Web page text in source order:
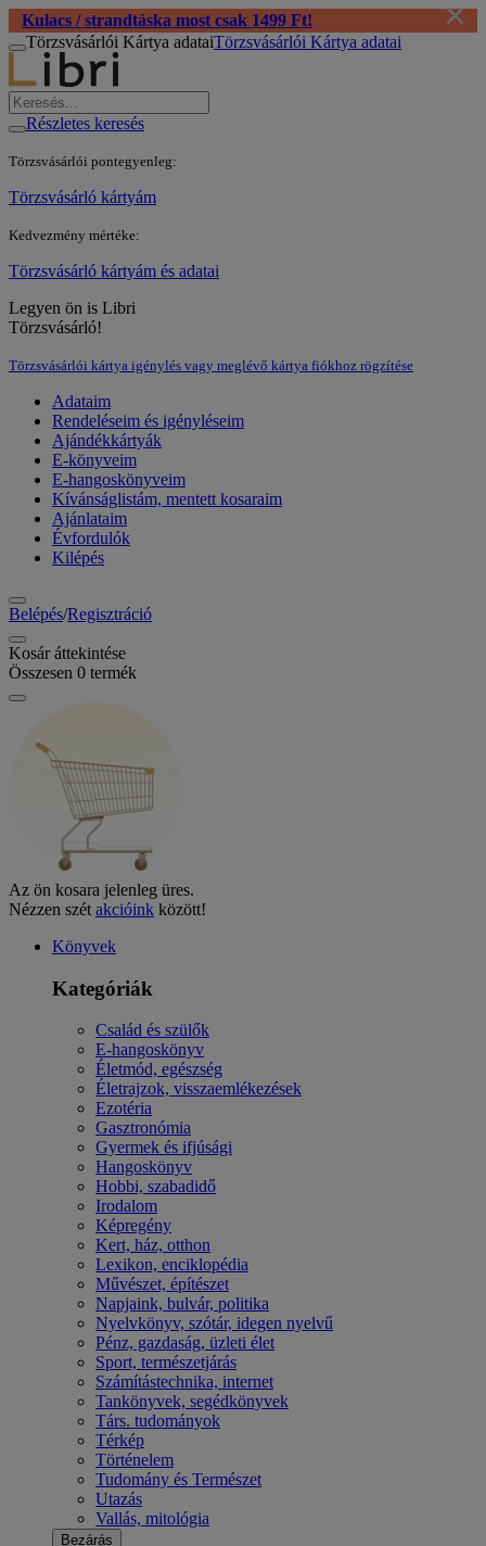
Kulacs / strandtáska most csak 1499 Ft!
Törzsvásárlói Kártya adataiTörzsvásárlói Kártya adatai
Részletes keresés
Törzsvásárlói pontegyenleg:
Törzsvásárló kártyám
Kedvezmény mértéke:
Törzsvásárló kártyám és adatai
Legyen ön is Libri
Törzsvásárló!
Törzsvásárlói kártya igénylés vagy meglévő kártya fiókhoz rögzítése
Adataim
Rendeléseim és igényléseim
Ajándékkártyák
E-könyveim
E-hangoskönyveim
Kívánságlistám, mentett kosaraim
Ajánlataim
Évfordulók
Kilépés
Belépés/Regisztráció
Kosár áttekintése
Összesen 0 termék
Az ön kosara jelenleg üres.
Nézzen szét akcióink között!
Könyvek
Kategóriák
Család és szülők
E-hangoskönyv
Életmód, egészség
Életrajzok, visszaemlékezések
Ezotéria
Gasztronómia
Gyermek és ifjúsági
Hangoskönyv
Hobbi, szabadidő
Irodalom
Képregény
Kert, ház, otthon
Lexikon, enciklopédia
Művészet, építészet
Napjaink, bulvár, politika
Nyelvkönyv, szótár, idegen nyelvű
Pénz, gazdaság, üzleti élet
Sport, természetjárás
Számítástechnika, internet
Tankönyvek, segédkönyvek
Társ. tudományok
Térkép
Történelem
Tudomány és Természet
Utazás
Vallás, mitológia
Bezárás
×